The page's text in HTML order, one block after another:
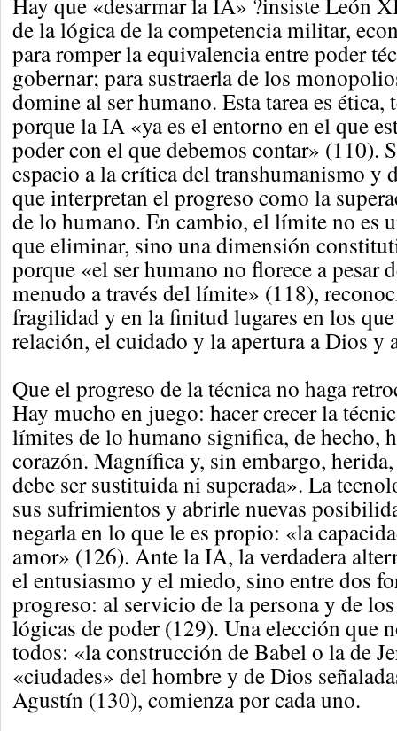
de la lógica de la competencia militar,
para romper la equivalencia entre poder
gobernar; para sustraerla de los
domine al ser humano. Esta tarea es
porque la IA «ya es el entorno en el que
poder con el que debemos contar» (110).
espacio a la crítica del transhumanismo y
que interpretan el progreso como la
de lo humano. En cambio, el límite no es
que eliminar, sino una dimensión
porque «el ser humano no florece a pesar
menudo a través del límite» (118),
fragilidad y en la finitud lugares en los
relación, el cuidado y la apertura a Dios y
Que el progreso de la técnica no haga
Hay mucho en juego: hacer crecer la
límites de lo humano significa, de hecho,
corazón. Magnífica y, sin embargo,
debe ser sustituida ni superada». La
sus sufrimientos y abrirle nuevas
negarla en lo que le es propio: «la
amor» (126). Ante la IA, la verdadera
el entusiasmo y el miedo, sino entre dos
progreso: al servicio de la persona y de
lógicas de poder (129). Una elección que
todos: «la construcción de Babel o la de
«ciudades» del hombre y de Dios
Agustín (130), comienza por cada uno.